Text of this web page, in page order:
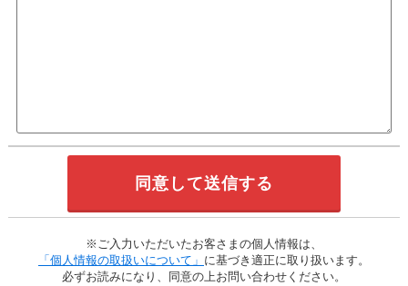
※ご入力いただいたお客さまの個人情報は、
「個人情報の取扱いについて」 に基づき適正に取り扱います。
必ずお読みになり、同意の上お問い合わせください。